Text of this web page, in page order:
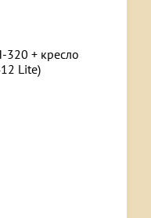
320 + кресло
Lite)